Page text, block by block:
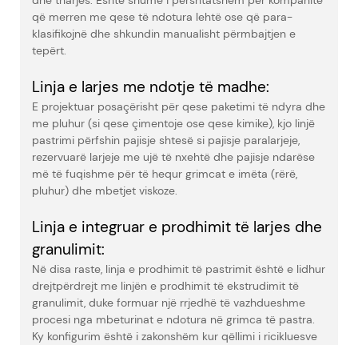
që merren me qese të ndotura lehtë ose që para-
klasifikojnë dhe shkundin manualisht përmbajtjen e
tepërt.
Linja e larjes me ndotje të madhe:
E projektuar posaçërisht për qese paketimi të ndyra dhe
me pluhur (si qese çimentoje ose qese kimike), kjo linjë
pastrimi përfshin pajisje shtesë si pajisje paralarjeje,
rezervuarë larjeje me ujë të nxehtë dhe pajisje ndarëse
më të fuqishme për të hequr grimcat e imëta (rërë,
pluhur) dhe mbetjet viskoze.
Linja e integruar e prodhimit të larjes dhe
granulimit:
Në disa raste, linja e prodhimit të pastrimit është e lidhur
drejtpërdrejt me linjën e prodhimit të ekstrudimit të
granulimit, duke formuar një rrjedhë të vazhdueshme
procesi nga mbeturinat e ndotura në grimca të pastra.
Ky konfigurim është i zakonshëm kur qëllimi i ricikluesve